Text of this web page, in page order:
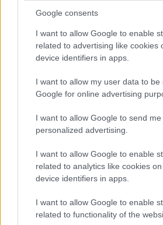
Google consents
I want to allow Google to enable
related to advertising like cookies
device identifiers in apps.
I want to allow my user data to be
Google for online advertising
I want to allow Google to send me
personalized advertising.
I want to allow Google to enable
related to analytics like cookies
device identifiers in apps.
I want to allow Google to enable
related to functionality of the
φιλόδοξο σχέδιο επέκτασής
Μάλιστα, τη δεδομένη χρονική
πως αναζητά ευκαιρίες για
Η Fulham Shore βρίσκεται σε
αναπτυξιακή πορεία, με τις
εστιατορίων να κινούνται
που εμφανίζονται αυξημένα
το 2019.